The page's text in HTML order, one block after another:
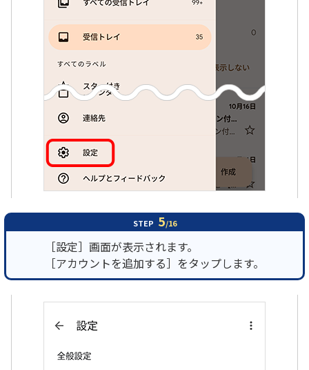
STEP 5/16
［設定］画面が表示されます。
［アカウントを追加する］をタップします。